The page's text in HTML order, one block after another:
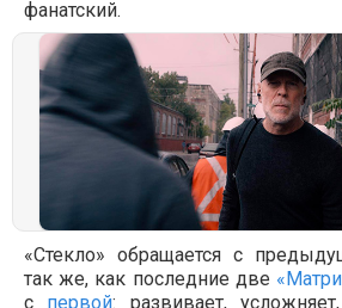
фанатский.
«Стекло» обращается с
так же, как последние две
с первой: развивает,